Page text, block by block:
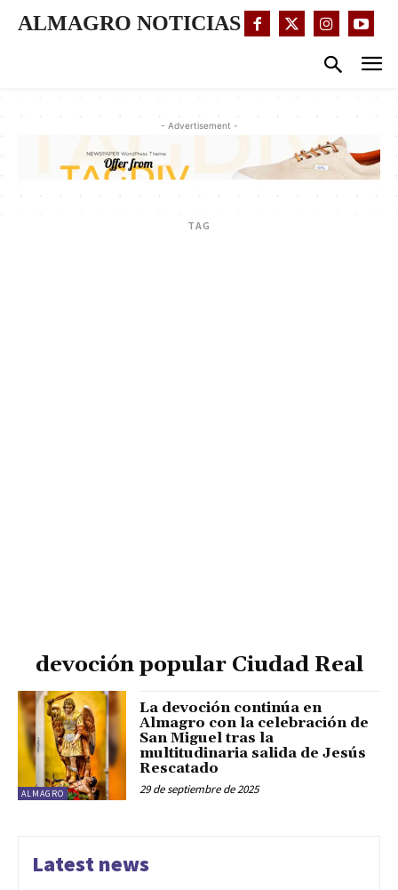
ALMAGRO NOTICIAS
- Advertisement -
TAG
devoción popular Ciudad Real
ALMAGRO
La devoción continúa en
Almagro con la celebración de
San Miguel tras la
multitudinaria salida de Jesús
Rescatado
29 de septiembre de 2025
Latest news